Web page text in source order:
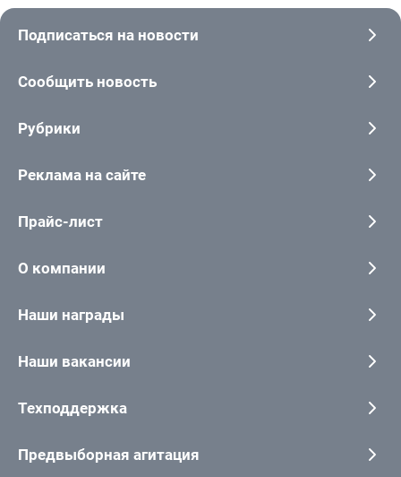
Подписаться на новости
Сообщить новость
Рубрики
Реклама на сайте
Прайс-лист
О компании
Наши награды
Наши вакансии
Техподдержка
Предвыборная агитация